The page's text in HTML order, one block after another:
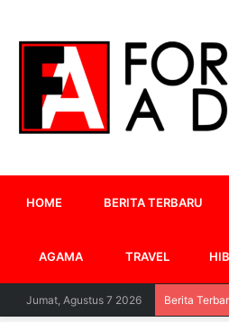
HOME BERITA TERBARU
AGAMA TRAVEL
Jumat, Agustus 7 2026 Berita